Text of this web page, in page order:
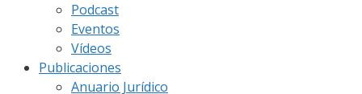
Podcast
Eventos
Vídeos
Publicaciones
Anuario Jurídico